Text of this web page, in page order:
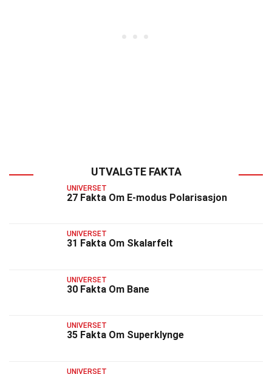
UTVALGTE FAKTA
UNIVERSET
27 Fakta Om E-modus Polarisasjon
UNIVERSET
31 Fakta Om Skalarfelt
UNIVERSET
30 Fakta Om Bane
UNIVERSET
35 Fakta Om Superklynge
UNIVERSET